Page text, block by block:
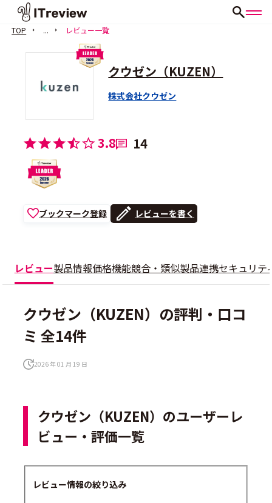
TOP ... レビュー一覧
クウゼン（KUZEN）
株式会社クウゼン
3.8 14
ブックマーク登録 レビューを書く
レビュー製品情報価格機能競合・類似製品連携セキュリテ
クウゼン（KUZEN）の評判・口コ
ミ 全14件
2026 年 01 月 19 日
クウゼン（KUZEN）のユーザーレ
ビュー・評価一覧
レビュー情報の絞り込み